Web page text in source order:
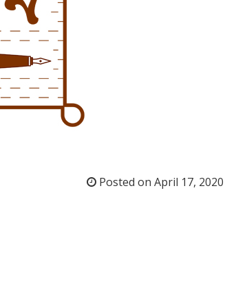
Posted on April 17, 2020